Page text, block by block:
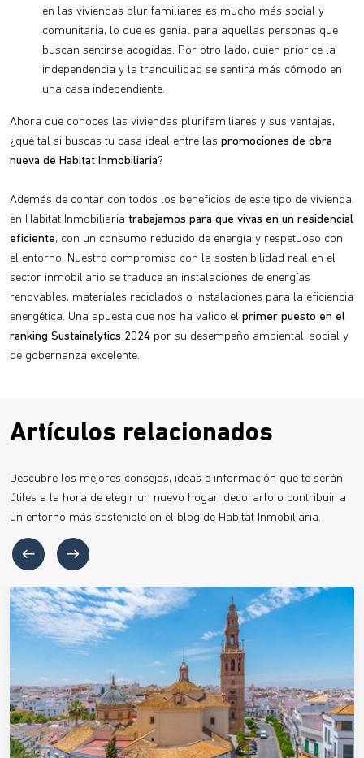
en las viviendas plurifamiliares es mucho más social y
comunitaria, lo que es genial para aquellas personas que
buscan sentirse acogidas. Por otro lado, quien priorice la
independencia y la tranquilidad se sentirá más cómodo en
una casa independiente.
Ahora que conoces las viviendas plurifamiliares y sus ventajas,
¿qué tal si buscas tu casa ideal entre las promociones de obra
nueva de Habitat Inmobiliaria?
Además de contar con todos los beneficios de este tipo de vivienda,
en Habitat Inmobiliaria trabajamos para que vivas en un residencial
eficiente, con un consumo reducido de energía y respetuoso con
el entorno. Nuestro compromiso con la sostenibilidad real en el
sector inmobiliario se traduce en instalaciones de energías
renovables, materiales reciclados o instalaciones para la eficiencia
energética. Una apuesta que nos ha valido el primer puesto en el
ranking Sustainalytics 2024 por su desempeño ambiental, social y
de gobernanza excelente.
Artículos relacionados
Descubre los mejores consejos, ideas e información que te serán
útiles a la hora de elegir un nuevo hogar, decorarlo o contribuir a
un entorno más sostenible en el blog de Habitat Inmobiliaria.